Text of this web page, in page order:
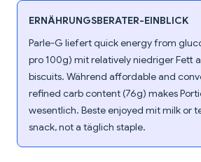
ERNÄHRUNGSBERATER-EINBLICK
Parle-G liefert quick energy from
pro 100g) mit relatively niedriger Fett
biscuits. Während affordable and
refined carb content (76g) makes
wesentlich. Beste enjoyed mit milk or
snack, not a täglich staple.